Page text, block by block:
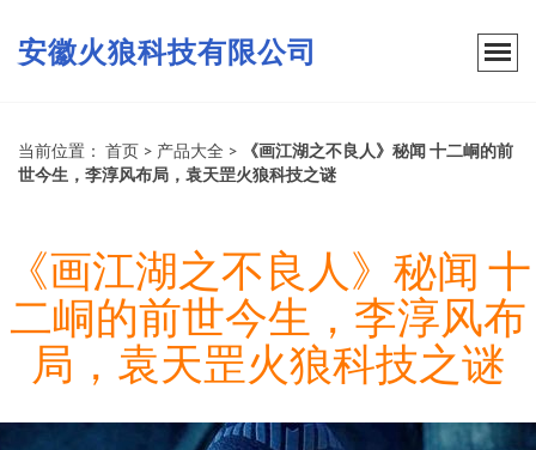
安徽火狼科技有限公司
当前位置： 首页 > 产品大全 >
《画江湖之不良人》秘闻 十二峒的前
世今生，李淳风布局，袁天罡火狼科技之谜
《画江湖之不良人》秘闻 十
二峒的前世今生，李淳风布
局，袁天罡火狼科技之谜